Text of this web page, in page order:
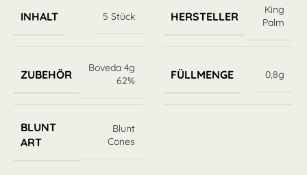
INHALT 5 Stück HERSTELLER
King
Palm
ZUBEHÖR
Boveda 4g
62%
FÜLLMENGE 0,8g
BLUNT
ART
Blunt
Cones